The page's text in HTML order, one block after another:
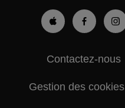
Contactez-nous
Gestion des cookies